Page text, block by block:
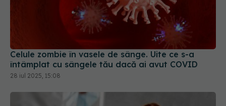
Celule zombie în vasele de sânge. Uite ce s-a
întâmplat cu sângele tău dacă ai avut COVID
28 iul 2025, 15:08